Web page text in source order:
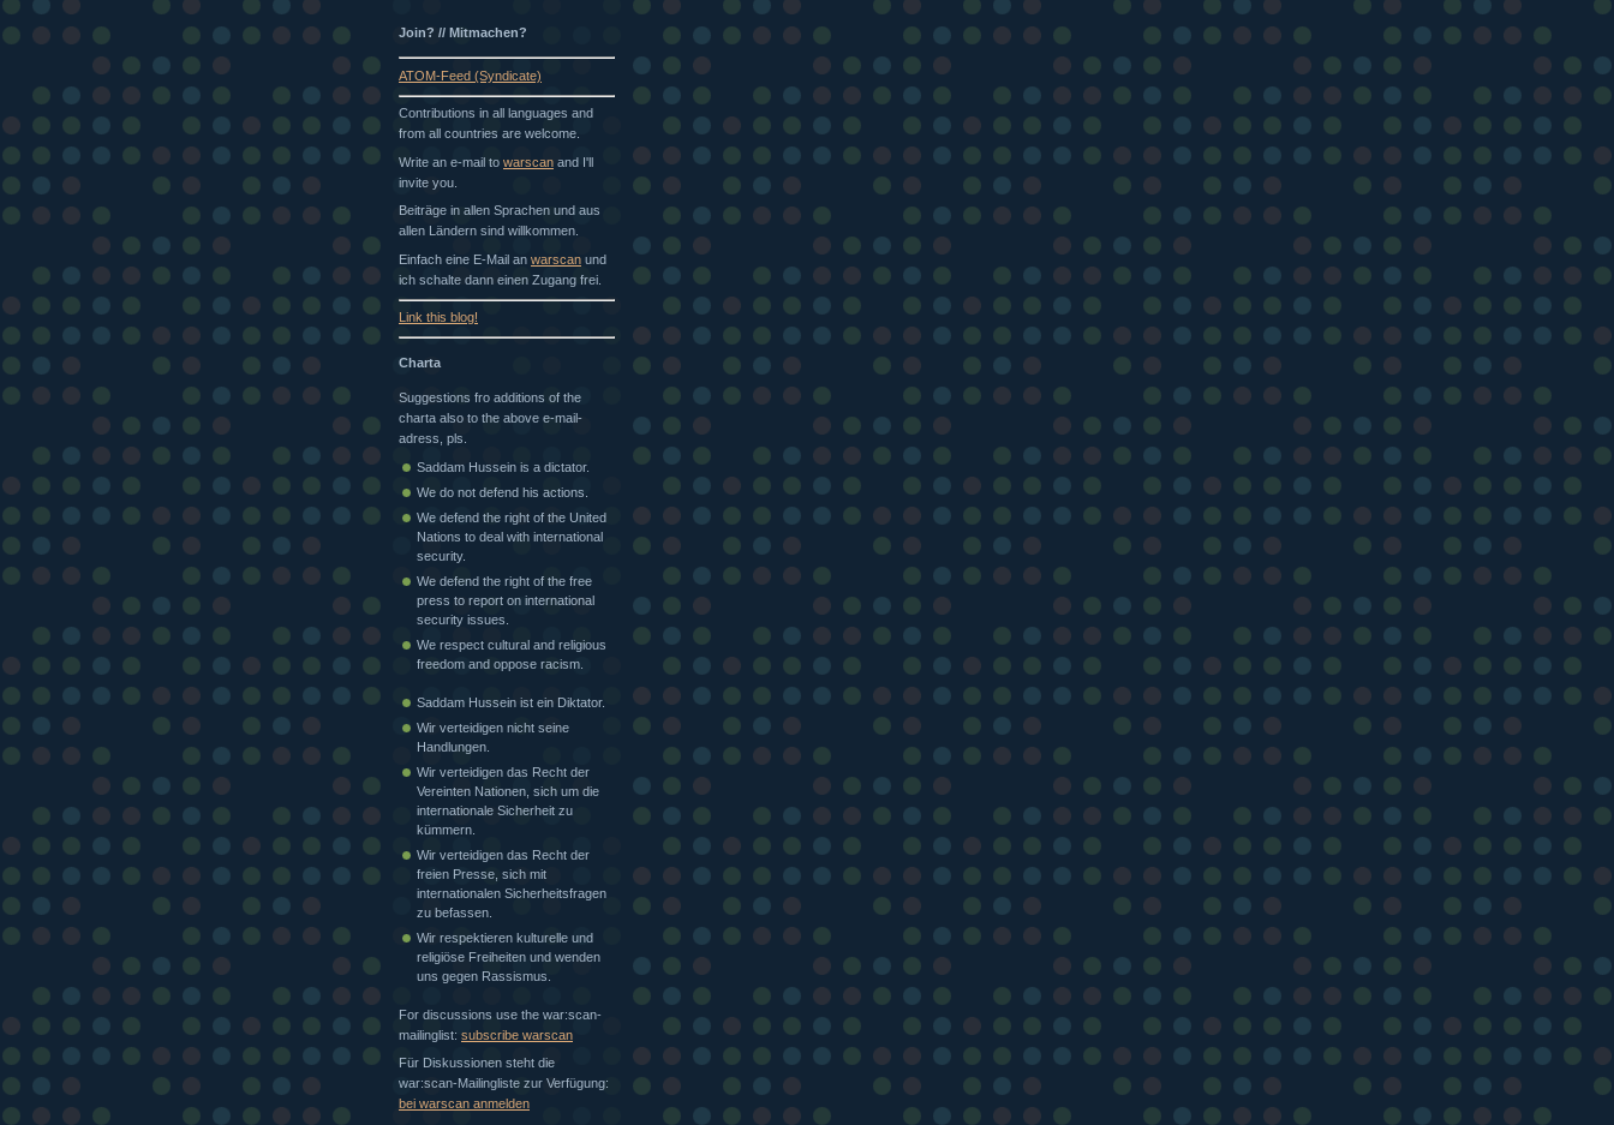
Join? // Mitmachen?
ATOM-Feed (Syndicate)
Contributions in all languages and
from all countries are welcome.
Write an e-mail to warscan and I'll
invite you.
Beiträge in allen Sprachen und aus
allen Ländern sind willkommen.
Einfach eine E-Mail an warscan und
ich schalte dann einen Zugang frei.
Link this blog!
Charta
Suggestions fro additions of the
charta also to the above e-mail-
adress, pls.
Saddam Hussein is a dictator.
We do not defend his actions.
We defend the right of the United
Nations to deal with international
security.
We defend the right of the free
press to report on international
security issues.
We respect cultural and religious
freedom and oppose racism.
Saddam Hussein ist ein Diktator.
Wir verteidigen nicht seine
Handlungen.
Wir verteidigen das Recht der
Vereinten Nationen, sich um die
internationale Sicherheit zu
kümmern.
Wir verteidigen das Recht der
freien Presse, sich mit
internationalen Sicherheitsfragen
zu befassen.
Wir respektieren kulturelle und
religiöse Freiheiten und wenden
uns gegen Rassismus.
For discussions use the war:scan-
mailinglist: subscribe warscan
Für Diskussionen steht die
war:scan-Mailingliste zur Verfügung:
bei warscan anmelden